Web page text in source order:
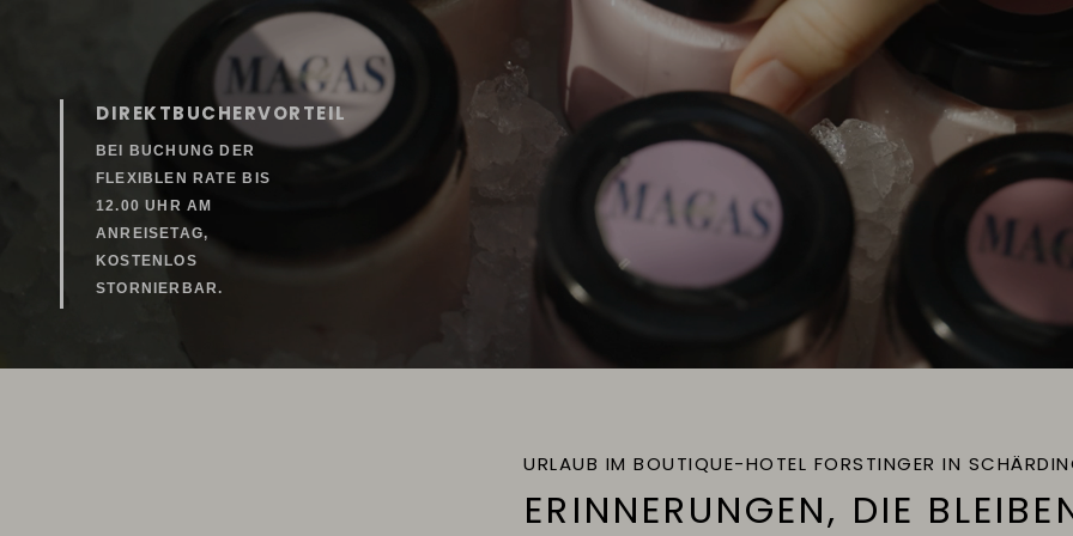
DIREKTBUCHERVORTEIL
BEI BUCHUNG DER
FLEXIBLEN RATE BIS
12.00 UHR AM
ANREISETAG,
KOSTENLOS
STORNIERBAR.
URLAUB IM BOUTIQUE-HOTEL FORSTINGER IN
ERINNERUNGEN, DIE